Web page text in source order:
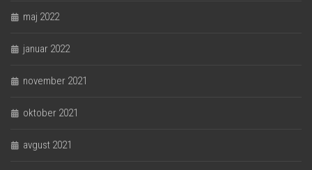
maj 2022
januar 2022
november 2021
oktober 2021
avgust 2021